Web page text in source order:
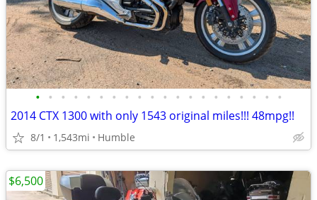
• • • • • • • • • • • • • • • • • • • •
2014 CTX 1300 with only 1543 original miles!!! 48mpg!!
8/1 1,543mi Humble
$6,500